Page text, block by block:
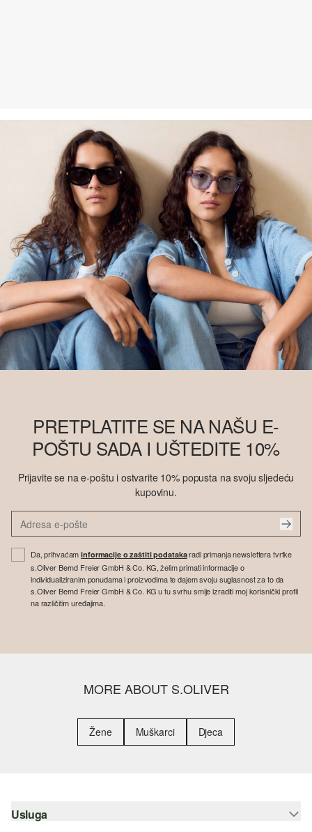
stoga možda ne sadrži Better Cotton.Više informacija o tome
pronaći ćete nasoliver-group.com
PRETPLATITE SE NA NAŠU E-
POŠTU SADA I UŠTEDITE 10%
Prijavite se na e-poštu i ostvarite 10% popusta na svoju sljedeću
kupovinu.
Da, prihvaćaminformacije o zaštiti podatakaradi primanja newslettera tvrtke
s.Oliver Bernd Freier GmbH & Co. KG, želim primati informacije o
individualiziranim ponudama i proizvodima te dajem svoju suglasnost za to da
s.Oliver Bernd Freier GmbH & Co. KG u tu svrhu smije izraditi moj korisnički profil
na različitim uređajima.
MORE ABOUT S.OLIVER
Žene Muškarci Djeca
Usluga